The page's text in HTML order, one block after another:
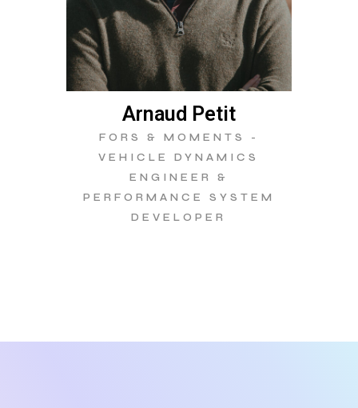
Arnaud Petit
FORS & MOMENTS -
VEHICLE DYNAMICS
ENGINEER &
PERFORMANCE SYSTEM
DEVELOPER